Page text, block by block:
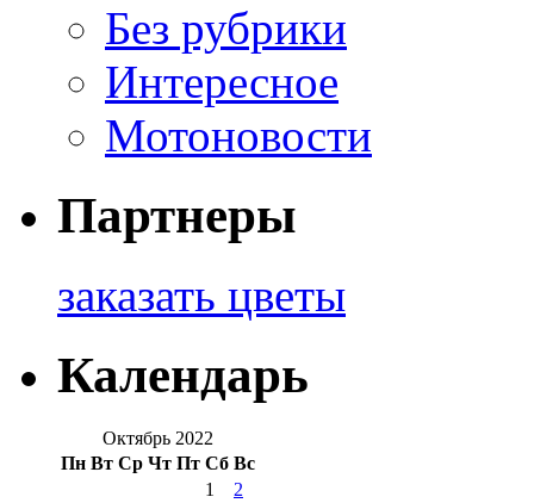
Без рубрики
Интересное
Мотоновости
Партнеры
заказать цветы
Календарь
Октябрь 2022
Пн Вт Ср Чт Пт Сб Вс
1
2